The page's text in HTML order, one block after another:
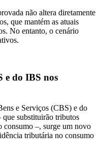
não altera diretamente
que mantém as atuais
No entanto, o cenário
e do IBS nos
e Serviços (CBS) e do
substituirão tributos
consumo –, surge um novo
tributária no consumo